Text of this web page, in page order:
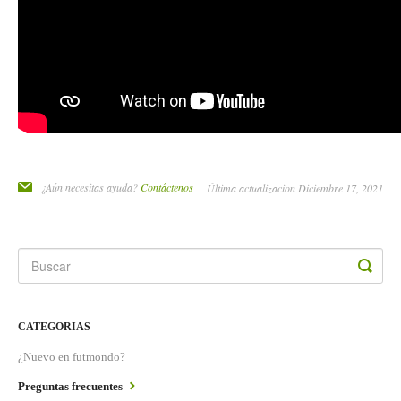
¿Aún necesitas ayuda?Contáctenos Última actualizacion Diciembre 17, 2021
CATEGORIAS
¿Nuevo en futmondo?
Preguntas frecuentes